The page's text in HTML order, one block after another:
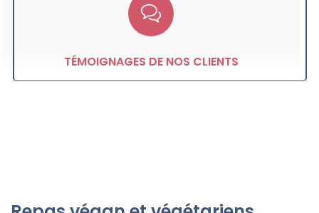
TÉMOIGNAGES DE NOS CLIENTS